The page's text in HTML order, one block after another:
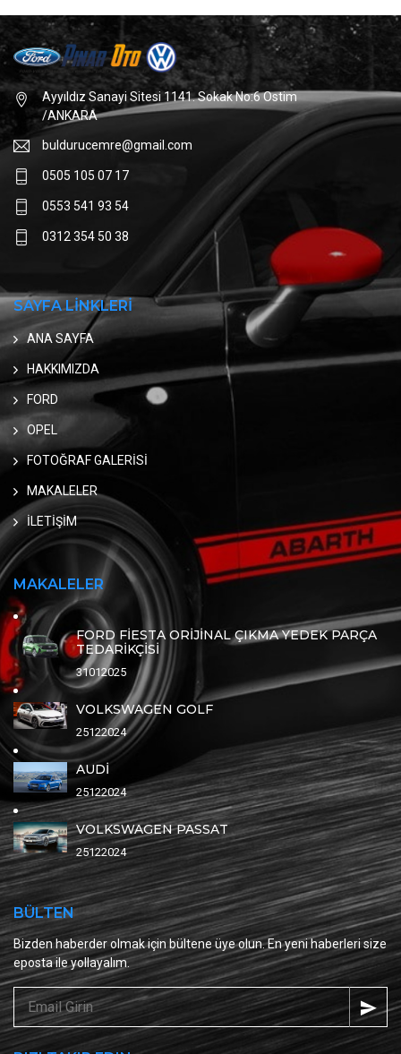
Ayyıldız Sanayi Sitesi 1141. Sokak No:6 Ostim
/ANKARA
buldurucemre@gmail.com
0505 105 07 17
0553 541 93 54
0312 354 50 38
SAYFA LİNKLERİ
ANA SAYFA
HAKKIMIZDA
FORD
OPEL
FOTOĞRAF GALERİSİ
MAKALELER
İLETİŞİM
MAKALELER
FORD FİESTA ORİJİNAL ÇIKMA YEDEK PARÇA
TEDARİKÇİSİ
31012025
VOLKSWAGEN GOLF
25122024
AUDİ
25122024
VOLKSWAGEN PASSAT
25122024
BÜLTEN
Bizden haberder olmak için bültene üye olun. En yeni haberleri size
eposta ile yollayalım.